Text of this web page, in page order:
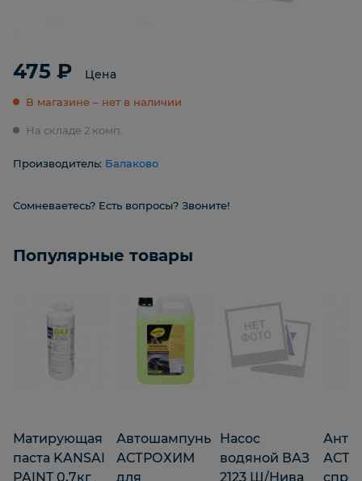
475 ₽ Цена
В магазине – нет в наличии
На складе 2 комп.
Производитель: Балаково
Сомневаетесь? Есть вопросы? Звоните!
Популярные товары
Матирующая
паста KANSAI
PAINT 0,7кг
Автошампунь
АСТРОХИМ
для
Насос
водяной ВАЗ
2123 Ш/Нива